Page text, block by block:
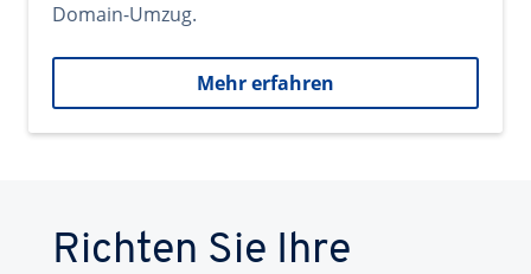
Domain-Umzug.
Mehr erfahren
Richten Sie Ihre